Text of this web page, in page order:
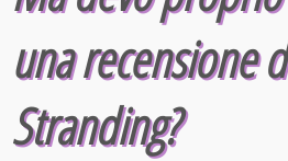
una recensione
Stranding?